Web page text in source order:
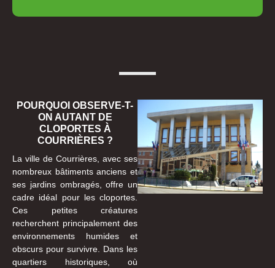
POURQUOI OBSERVE-T-
ON AUTANT DE
CLOPORTES À
COURRIÈRES ?
La ville de Courrières, avec ses
nombreux bâtiments anciens et
ses jardins ombragés, offre un
cadre idéal pour les cloportes.
Ces petites créatures
recherchent principalement des
environnements humides et
obscurs pour survivre. Dans les
quartiers historiques, où